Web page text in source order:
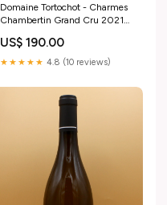
Domaine Tortochot - Charmes
Chambertin Grand Cru 2021
US$ 190.00
★★★★★ 4.8 (10 reviews)